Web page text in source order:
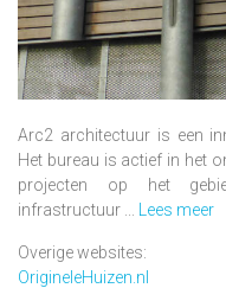
Arc2 architectuur is een
Het bureau is actief in het
projecten op het
infrastructuur ...
Lees meer
Overige websites:
OrigineleHuizen.nl